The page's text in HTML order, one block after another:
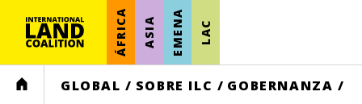
ÁFRICA ASIA EMENA LAC
HOME GLOBAL / SOBRE ILC / GOBERNANZA /